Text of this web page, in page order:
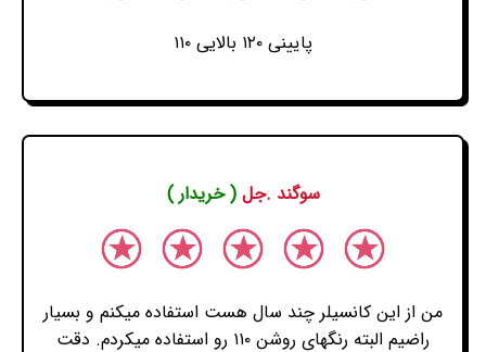
پایینی ۱۲۰ بالایی ۱۱۰
سوگند .جل( خریدار )
من از این کانسیلر چند سال هست استفاده میکنم و بسیار
راضیم البته رنگهای روشن ۱۱۰ رو استفاده میکردم. دقت